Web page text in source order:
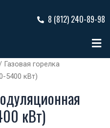
8 (812) 240-89-98
Газовая горелка
5400 кВт)
кВт)